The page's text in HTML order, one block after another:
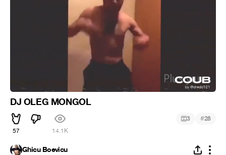
DJ OLEG MONGOL
57 14.1K
3 #28
Ghicu Boevicu